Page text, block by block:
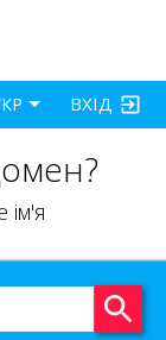
ВХІД